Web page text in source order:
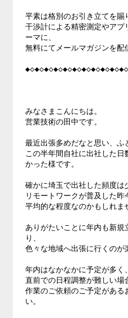
平素は格別のお引き立てを賜
干渉計による精密測定やアプ
ーマに、
無料にてメールマガジンを配
みなさまこんにちは。
営業技術の田中です。
最近出張多めだなと思い、ふ
この半年間自社に出社した
かった様です。
確かに埼玉で出社した頻度は
リモートワークが普及した
平均的な程度なのかもしれま
ありがたいことに年内も新規
り、
色々な地域へ出張に行くのが
年内はなかなかに予定が多く、
直前での日程調整が難しい場
作業のご依頼のご予定がある
い。